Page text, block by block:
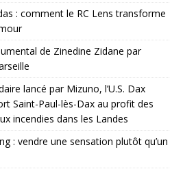
: comment le RC Lens transforme
de Zinedine Zidane par
lancé par Mizuno, l’U.S. Dax
Saint-Paul-lès-Dax au profit des
incendies dans les Landes
: vendre une sensation plutôt qu’un